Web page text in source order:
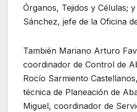
Órganos, Tejidos y Células;
Sánchez, jefe de la Oficina
También Mariano Arturo
coordinador de Control de
Rocío Sarmiento
técnica de Planeación de
Miguel, coordinador de